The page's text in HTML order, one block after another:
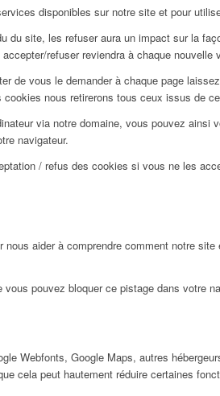
disponibles sur notre site et pour
du site, les refuser aura un impact sur la
refuser reviendra à chaque nouvelle
de vous le demander à chaque page
nous retirerons tous ceux issus de
via notre domaine, vous pouvez
navigateur.
/ refus des cookies si vous ne les
aider à comprendre comment notre
pouvez bloquer ce pistage dans votre
Webfonts, Google Maps, autres
cela peut hautement réduire certaines